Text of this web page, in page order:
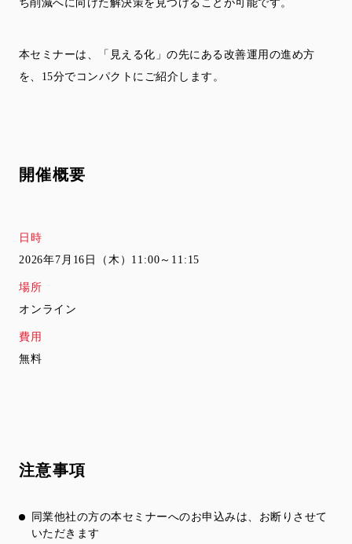
ち削減へに向けた解決策を見つけることが可能です。
本セミナーは、「見える化」の先にある改善運用の進め方
を、15分でコンパクトにご紹介します。
開催概要
日時
2026年7月16日（木）11:00～11:15
場所
オンライン
費用
無料
注意事項
同業他社の方の本セミナーへのお申込みは、お断りさせて
いただきます